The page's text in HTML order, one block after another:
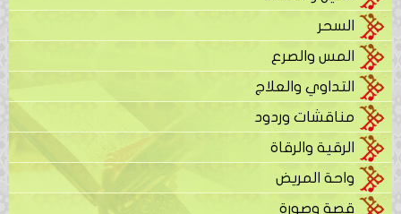
السحر
المس والصرع
التداوي والعلاج
مناقشات وردود
الرقية والرقاة
واحة المريض
قصة وصورة